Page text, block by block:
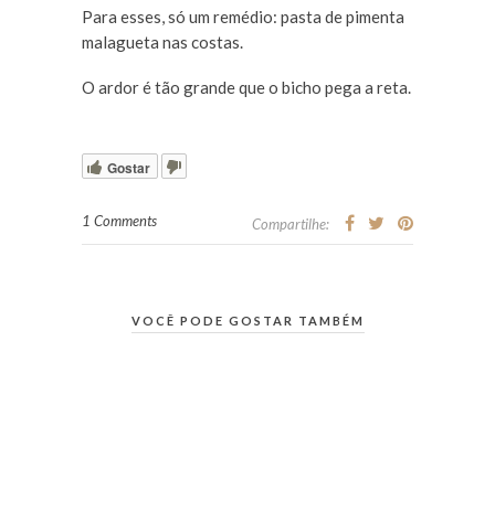
Para esses, só um remédio: pasta de pimenta
malagueta nas costas.
O ardor é tão grande que o bicho pega a reta.
Gostar
1 Comments Compartilhe:
VOCÊ PODE GOSTAR TAMBÉM